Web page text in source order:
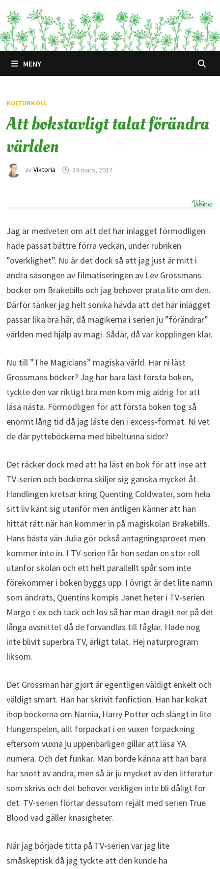
till
innehåll
MENY
KULTURKOLL
Att bokstavligt talat förändra
världen
av Viktoria 24 mars, 2017
Jag är medveten om att det här inlägget förmodligen
hade passat bättre förra veckan, under rubriken
”overklighet”. Nu är det dock så att jag just är mitt i
andra säsongen av filmatiseringen av Lev Grossmans
böcker om Brakebills och jag behöver prata lite om den.
Därför tänker jag helt sonika hävda att det här inlägget
passar lika bra här, då magikerna i serien ju ”förändrar”
världen med hjälp av magi. Sådär, då var kopplingen klar.
Nu till ”The Magicians” magiska värld. Har ni läst
Grossmans böcker? Jag har bara läst första boken,
tyckte den var riktigt bra men kom mig aldrig för att
läsa nästa. Förmodligen för att första boken tog så
enormt lång tid då jag läste den i excess-format. Ni vet
de där pytteböckerna med bibeltunna sidor?
Det räcker dock med att ha läst en bok för att inse att
TV-serien och böckerna skiljer sig ganska mycket åt.
Handlingen kretsar kring Quenting Coldwater, som hela
sitt liv känt sig utanför men äntligen känner att han
hittat rätt när han kommer in på magiskolan Brakebills.
Hans bästa vän Julia gör också antagningsprovet men
kommer inte in. I TV-serien får hon sedan en stor roll
utanför skolan och ett helt parallellt spår som inte
förekommer i boken byggs upp. I övrigt är det lite namn
som ändrats, Quentins kompis Janet heter i TV-serien
Margo t ex och tack och lov så har man dragit ner på det
långa avsnittet då de förvandlas till fåglar. Hade nog
inte blivit superbra TV, ärligt talat. Hej naturprogram
liksom.
Det Grossman har gjort är egentligen väldigt enkelt och
väldigt smart. Han har skrivit fanfiction. Han har kokat
ihop böckerna om Narnia, Harry Potter och slängt in lite
Hungerspelen, allt förpackat i en vuxen förpackning
eftersom vuxna ju uppenbarligen gillar att läsa YA
numera. Och det funkar. Man borde känna att han bara
har snott av andra, men så är ju mycket av den litteratur
som skrivs och det behöver verkligen inte bli dåligt för
det. TV-serien flörtar dessutom rejält med serien True
Blood vad gäller knasigheter.
När jag började titta på TV-serien var jag lite
småskeptisk då jag tyckte att den kunde ha